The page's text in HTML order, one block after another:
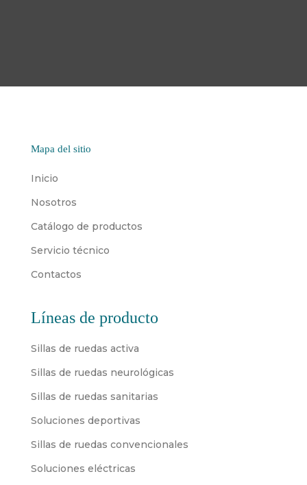
Mapa del sitio
Inicio
Nosotros
Catálogo de productos
Servicio técnico
Contactos
Líneas de producto
Sillas de ruedas activa
Sillas de ruedas neurológicas
Sillas de ruedas sanitarias
Soluciones deportivas
Sillas de ruedas convencionales
Soluciones eléctricas